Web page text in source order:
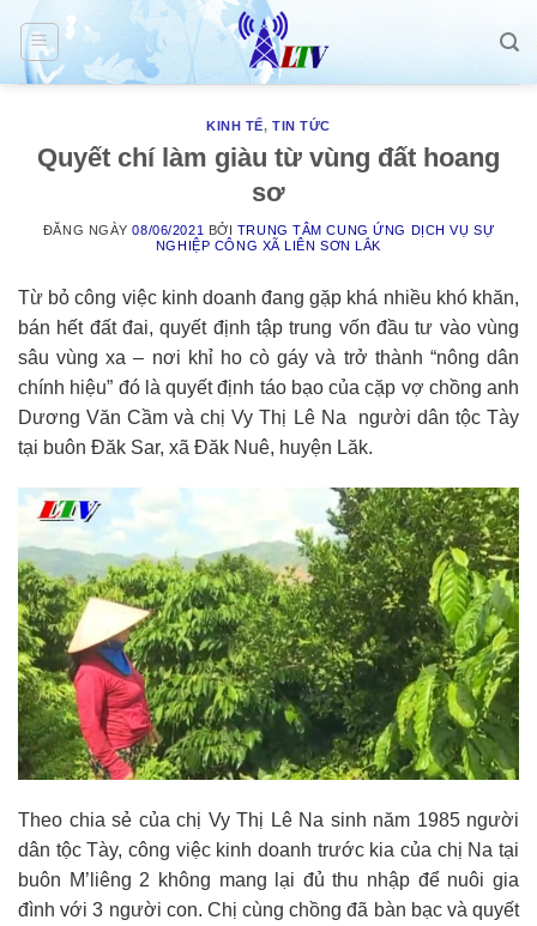
Skip
content
KINH TẾ,TIN TỨC
Quyết chí làm giàu từ vùng đất hoang
sơ
ĐĂNG NGÀY08/06/2021 BỞI TRUNG TÂM CUNG ỨNG DỊCH VỤ SỰ
NGHIỆP CÔNG XÃ LIÊN SƠN LẮK
Từ bỏ công việc kinh doanh đang gặp khá nhiều khó khăn,
bán hết đất đai, quyết định tập trung vốn đầu tư vào vùng
sâu vùng xa – nơi khỉ ho cò gáy và trở thành “nông dân
chính hiệu” đó là quyết định táo bạo của cặp vợ chồng anh
Dương Văn Cầm và chị Vy Thị Lê Na người dân tộc Tày
tại buôn Đăk Sar, xã Đăk Nuê, huyện Lăk.
Theo chia sẻ của chị Vy Thị Lê Na sinh năm 1985 người
dân tộc Tày, công việc kinh doanh trước kia của chị Na tại
buôn M’liêng 2 không mang lại đủ thu nhập để nuôi gia
đình với 3 người con. Chị cùng chồng đã bàn bạc và quyết